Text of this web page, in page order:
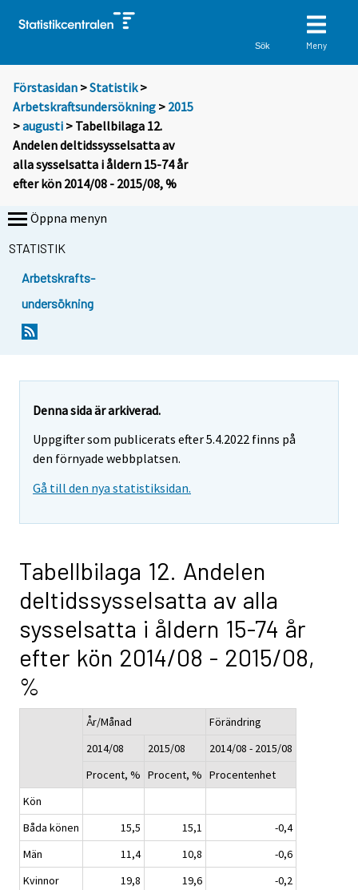
Sök Meny
Förstasidan >Statistik >
Arbetskraftsundersökning > 2015
>augusti > Tabellbilaga 12.
Andelen deltidssysselsatta av
alla sysselsatta i åldern 15-74 år
efter kön 2014/08 - 2015/08, %
Öppna menyn
STATISTIK
Arbetskrafts-
undersökning
Denna sida är arkiverad.
Uppgifter som publicerats efter 5.4.2022 finns på
den förnyade webbplatsen.
Gå till den nya statistiksidan.
Tabellbilaga 12. Andelen
deltidssysselsatta av alla
sysselsatta i åldern 15-74 år
efter kön 2014/08 - 2015/08,
%
År/Månad
Förändring
2014/08
2015/08
2014/08 - 2015/08
Procent, % Procent, % Procentenhet
Kön
Båda könen
15,5 15,1
-0,4
Män
11,4 10,8
-0,6
Kvinnor
19,8 19,6 -0,2